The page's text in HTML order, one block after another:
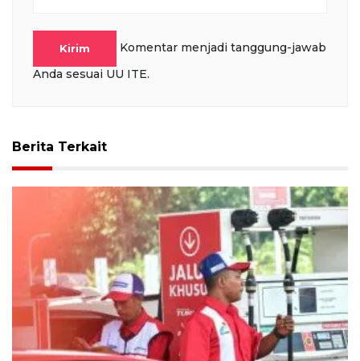
Kirim
Komentar menjadi tanggung-jawab
Anda sesuai UU ITE.
Berita Terkait